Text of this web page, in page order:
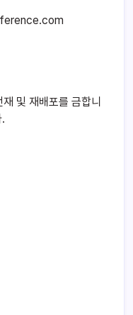
및 재배포를 금합니